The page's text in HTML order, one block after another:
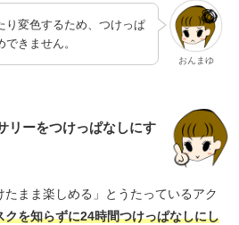
おんまゆ
り変色するため、つけっぱ
きません。
リーをつけっぱなしにす
たまま楽しめる」とうたっているアク
クを知らずに24時間つけっぱなしにし